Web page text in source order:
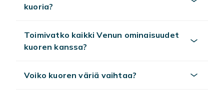
kuoria?
Toimivatko kaikki Venun ominaisuudet
kuoren kanssa?
Voiko kuoren väriä vaihtaa?